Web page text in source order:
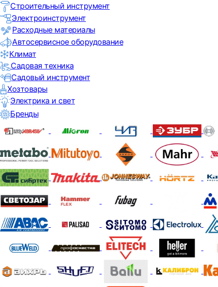
Строительный инструмент
Электроинструмент
Расходные материалы
Автосервисное оборудование
Климат
Садовая техника
Садовый инструмент
Хозтовары
Электрика и свет
Бренды